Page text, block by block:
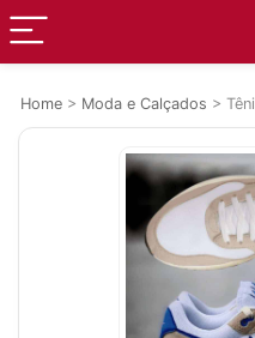
Home > Moda e Calçados >